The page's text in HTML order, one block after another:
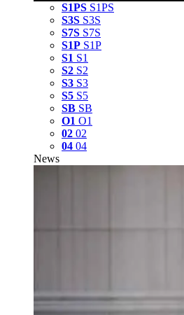
S1PS S1PS
S3S S3S
S7S S7S
S1P S1P
S1 S1
S2 S2
S3 S3
S5 S5
SB SB
O1 O1
02 02
04 04
News